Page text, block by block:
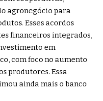
agronegócio para
Esses acordos
financeiros integrados,
em
com foco no aumento
produtores. Essa
ainda mais o banco